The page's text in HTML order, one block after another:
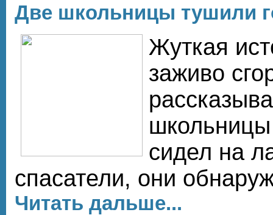
Две школьницы тушили
Жуткая
заживо
сидел на
спасатели, они
Читать дальше...